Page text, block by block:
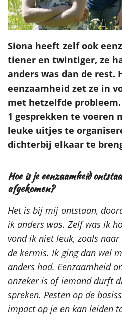
Siona heeft zelf ook
tiener en twintiger, ze
anders was dan de rest.
eenzaamheid zet ze in
met hetzelfde
1 gesprekken te voeren
leuke uitjes te
dichterbij elkaar te
Hoe is je eenzaamheid
afgekomen?
Het is bij mij ontstaan,
ik anders was. Zelf was ik
vond ik niet leuk, zoals
de kermis. Ik ging dan wel
anders had. Eenzaamheid
onzeker is of iemand durft
spreken. Pesten op de
impact op je en kan leiden